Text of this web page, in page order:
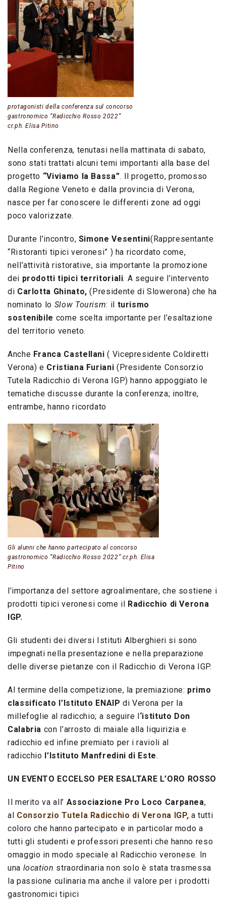
protagonisti della conferenza sul concorso
gastronomico “Radicchio Rosso 2022”
cr.ph. Elisa Pitino
Nella conferenza, tenutasi nella mattinata di sabato,
sono stati trattati alcuni temi importanti alla base del
progetto “Viviamo la Bassa”. Il progetto, promosso
dalla Regione Veneto e dalla provincia di Verona,
nasce per far conoscere le differenti zone ad oggi
poco valorizzate.
Durante l’incontro, Simone Vesentini(Rappresentante
“Ristoranti tipici veronesi” ) ha ricordato come,
nell’attività ristorative, sia importante la promozione
dei prodotti tipici territoriali. A seguire l’intervento
di Carlotta Ghinato, (Presidente di Slowerona) che ha
nominato lo Slow Tourism: il turismo
sostenibile come scelta importante per l’esaltazione
del territorio veneto.
Anche Franca Castellani ( Vicepresidente Coldiretti
Verona) e Cristiana Furiani (Presidente Consorzio
Tutela Radicchio di Verona IGP) hanno appoggiato le
tematiche discusse durante la conferenza; inoltre,
entrambe, hanno ricordato
Gli alunni che hanno partecipato al concorso
gastronomico “Radicchio Rosso 2022” cr.ph. Elisa
Pitino
l’importanza del settore agroalimentare, che sostiene i
prodotti tipici veronesi come il
Radicchio di Verona
IGP.
Gli studenti dei diversi Istituti Alberghieri si sono
impegnati nella presentazione e nella preparazione
delle diverse pietanze con il Radicchio di Verona IGP.
Al termine della competizione, la premiazione: primo
classificato l’Istituto ENAIP di Verona per la
millefoglie al radicchio; a seguire l ‘istituto Don
Calabria con l’arrosto di maiale alla liquirizia e
radicchio ed infine premiato per i ravioli al
radicchio l’Istituto Manfredini di Este.
UN EVENTO ECCELSO PER ESALTARE L’ORO ROSSO
Il merito va all’ Associazione Pro Loco Carpanea,
al Consorzio Tutela Radicchio di Verona IGP, a tutti
coloro che hanno partecipato e in particolar modo a
tutti gli studenti e professori presenti che hanno reso
omaggio in modo speciale al Radicchio veronese. In
una location straordinaria non solo è stata trasmessa
la passione culinaria ma anche il valore per i prodotti
gastronomici tipici